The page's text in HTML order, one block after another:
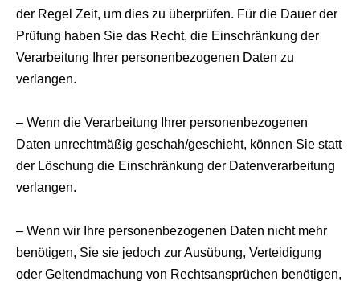
der Regel Zeit, um dies zu überprüfen. Für die Dauer der
Prüfung haben Sie das Recht, die Einschränkung der
Verarbeitung Ihrer personenbezogenen Daten zu
verlangen.
– Wenn die Verarbeitung Ihrer personenbezogenen
Daten unrechtmäßig geschah/geschieht, können Sie statt
der Löschung die Einschränkung der Datenverarbeitung
verlangen.
– Wenn wir Ihre personenbezogenen Daten nicht mehr
benötigen, Sie sie jedoch zur Ausübung, Verteidigung
oder Geltendmachung von Rechtsansprüchen benötigen,